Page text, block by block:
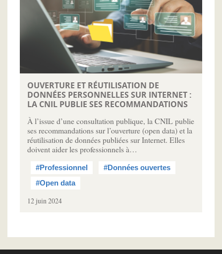
OUVERTURE ET RÉUTILISATION DE
DONNÉES PERSONNELLES SUR INTERNET :
LA CNIL PUBLIE SES RECOMMANDATIONS
À l’issue d’une consultation publique, la CNIL publie
ses recommandations sur l’ouverture (open data) et la
réutilisation de données publiées sur Internet. Elles
doivent aider les professionnels à…
#Professionnel
#Données ouvertes
#Open data
12 juin 2024